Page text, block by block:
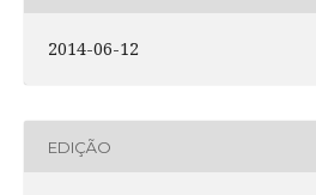
2014-06-12
EDIÇÃO